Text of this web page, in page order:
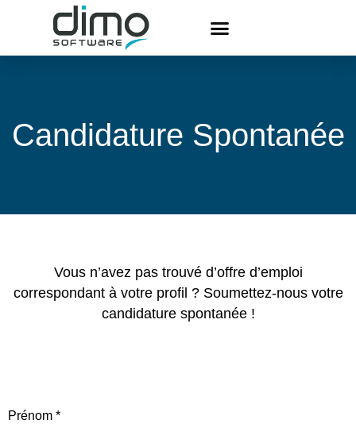
Candidature Spontanée
Vous n’avez pas trouvé d’offre d’emploi
correspondant à votre profil ? Soumettez-nous votre
candidature spontanée !
Prénom *